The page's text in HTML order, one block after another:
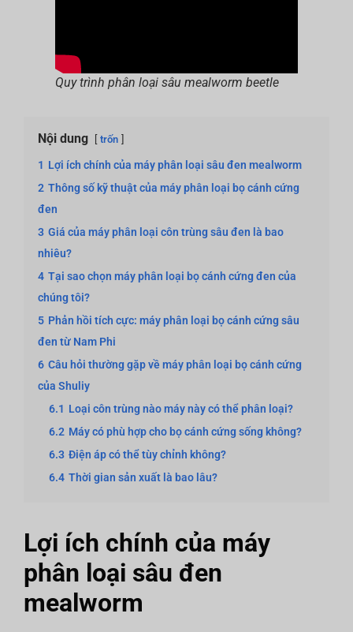
Quy trình phân loại sâu mealworm beetle
Nội dung trốn
1 Lợi ích chính của máy phân loại sâu đen mealworm
2 Thông số kỹ thuật của máy phân loại bọ cánh cứng
đen
3 Giá của máy phân loại côn trùng sâu đen là bao
nhiêu?
4 Tại sao chọn máy phân loại bọ cánh cứng đen của
chúng tôi?
5 Phản hồi tích cực: máy phân loại bọ cánh cứng sâu
đen từ Nam Phi
6 Câu hỏi thường gặp về máy phân loại bọ cánh cứng
của Shuliy
6.1 Loại côn trùng nào máy này có thể phân loại?
6.2 Máy có phù hợp cho bọ cánh cứng sống không?
6.3 Điện áp có thể tùy chỉnh không?
6.4 Thời gian sản xuất là bao lâu?
Lợi ích chính của máy
phân loại sâu đen
mealworm